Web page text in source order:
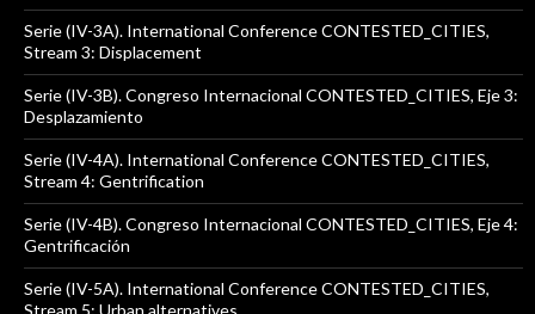
Serie (IV-3A). International Conference CONTESTED_CITIES,
Stream 3: Displacement
Serie (IV-3B). Congreso Internacional CONTESTED_CITIES, Eje 3:
Desplazamiento
Serie (IV-4A). International Conference CONTESTED_CITIES,
Stream 4: Gentrification
Serie (IV-4B). Congreso Internacional CONTESTED_CITIES, Eje 4:
Gentrificación
Serie (IV-5A). International Conference CONTESTED_CITIES,